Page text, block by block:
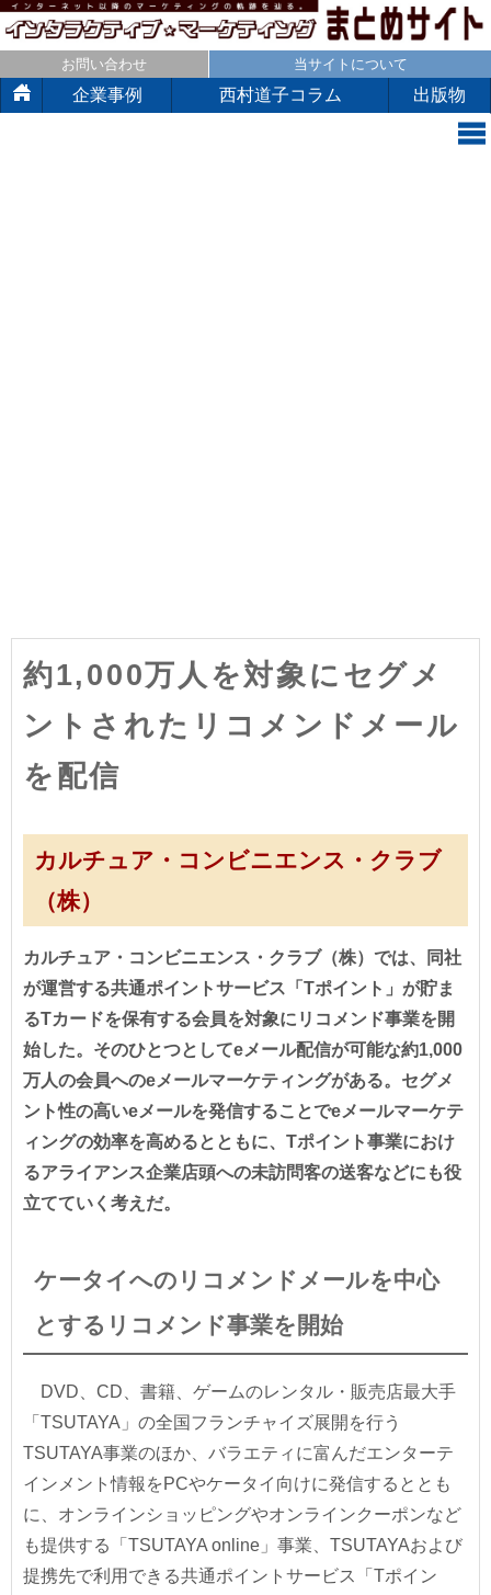
お問い合わせ 当サイトについて
企業事例 西村道子コラム 出版物
約1,000万人を対象にセグメ
ントされたリコメンドメール
を配信
カルチュア・コンビニエンス・クラブ
（株）
カルチュア・コンビニエンス・クラブ（株）では、同社
が運営する共通ポイントサービス「Tポイント」が貯ま
るTカードを保有する会員を対象にリコメンド事業を開
始した。そのひとつとしてeメール配信が可能な約1,000
万人の会員へのeメールマーケティングがある。セグメ
ント性の高いeメールを発信することでeメールマーケテ
ィングの効率を高めるとともに、Tポイント事業におけ
るアライアンス企業店頭への未訪問客の送客などにも役
立てていく考えだ。
ケータイへのリコメンドメールを中心
とするリコメンド事業を開始
DVD、CD、書籍、ゲームのレンタル・販売店最大手
「TSUTAYA」の全国フランチャイズ展開を行う
TSUTAYA事業のほか、バラエティに富んだエンターテ
インメント情報をPCやケータイ向けに発信するととも
に、オンラインショッピングやオンラインクーポンなど
も提供する「TSUTAYA online」事業、TSUTAYAおよび
提携先で利用できる共通ポイントサービス「Tポイン